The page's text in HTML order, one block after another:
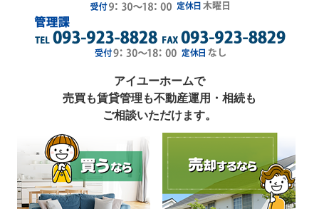
アイユーホームで
売買も賃貸管理も不動産運用・相続も
ご相談いただけます。